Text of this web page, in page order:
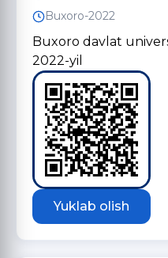
Buxoro-2022
Buxoro davlat
2022-yil
Yuklab olish